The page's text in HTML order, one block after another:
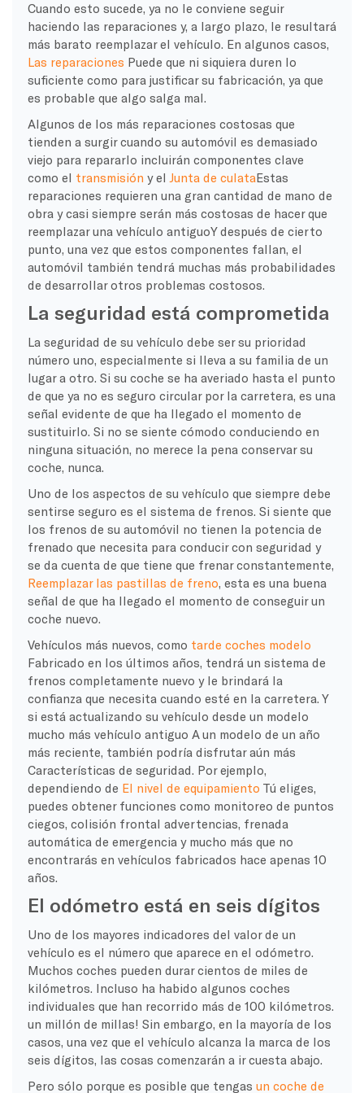
Cuando esto sucede, ya no le conviene seguir
haciendo las reparaciones y, a largo plazo, le resultará
más barato reemplazar el vehículo. En algunos casos,
Las reparaciones Puede que ni siquiera duren lo
suficiente como para justificar su fabricación, ya que
es probable que algo salga mal.
Algunos de los más reparaciones costosas que
tienden a surgir cuando su automóvil es demasiado
viejo para repararlo incluirán componentes clave
como el transmisión y el Junta de culataEstas
reparaciones requieren una gran cantidad de mano de
obra y casi siempre serán más costosas de hacer que
reemplazar una vehículo antiguoY después de cierto
punto, una vez que estos componentes fallan, el
automóvil también tendrá muchas más probabilidades
de desarrollar otros problemas costosos.
La seguridad está comprometida
La seguridad de su vehículo debe ser su prioridad
número uno, especialmente si lleva a su familia de un
lugar a otro. Si su coche se ha averiado hasta el punto
de que ya no es seguro circular por la carretera, es una
señal evidente de que ha llegado el momento de
sustituirlo. Si no se siente cómodo conduciendo en
ninguna situación, no merece la pena conservar su
coche, nunca.
Uno de los aspectos de su vehículo que siempre debe
sentirse seguro es el sistema de frenos. Si siente que
los frenos de su automóvil no tienen la potencia de
frenado que necesita para conducir con seguridad y
se da cuenta de que tiene que frenar constantemente,
Reemplazar las pastillas de freno, esta es una buena
señal de que ha llegado el momento de conseguir un
coche nuevo.
Vehículos más nuevos, como tarde coches modelo
Fabricado en los últimos años, tendrá un sistema de
frenos completamente nuevo y le brindará la
confianza que necesita cuando esté en la carretera. Y
si está actualizando su vehículo desde un modelo
mucho más vehículo antiguo A un modelo de un año
más reciente, también podría disfrutar aún más
Características de seguridad. Por ejemplo,
dependiendo de El nivel de equipamiento Tú eliges,
puedes obtener funciones como monitoreo de puntos
ciegos, colisión frontal advertencias, frenada
automática de emergencia y mucho más que no
encontrarás en vehículos fabricados hace apenas 10
años.
El odómetro está en seis dígitos
Uno de los mayores indicadores del valor de un
vehículo es el número que aparece en el odómetro.
Muchos coches pueden durar cientos de miles de
kilómetros. Incluso ha habido algunos coches
individuales que han recorrido más de 100 kilómetros.
un millón de millas! Sin embargo, en la mayoría de los
casos, una vez que el vehículo alcanza la marca de los
seis dígitos, las cosas comenzarán a ir cuesta abajo.
Pero sólo porque es posible que tengas un coche de